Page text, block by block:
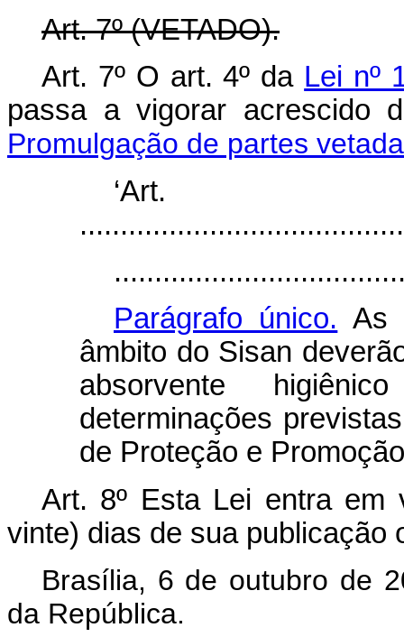
Art. 7º (VETADO).
Art. 7º O art. 4º da Lei nº
passa a vigorar
Promulgação de partes
Parágrafo único. As
âmbito do Sisan
absorvente
determinações
de Proteção e
Art. 8º Esta Lei entra em
vinte) dias de sua publicação
Brasília, 6 de outubro de
da República.